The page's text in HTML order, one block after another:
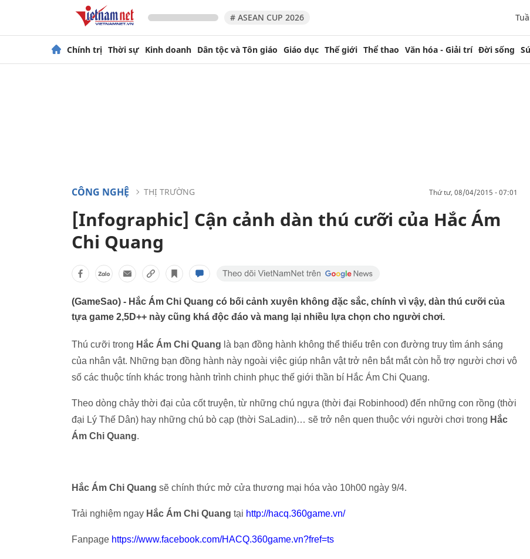
# ASEAN CUP 2026
Chính trị Thời sự Kinh doanh Dân tộc và Tôn giáo Giáo dục Thế giới Thể thao Văn hóa - Giải trí Đời sống
CÔNG NGHỆ THỊ TRƯỜNG thứ tư, 08/04/2015 - 07:01
[Infographic] Cận cảnh dàn thú cưỡi của Hắc Ám
Chi Quang
(GameSao) - Hắc Ám Chi Quang có bối cảnh xuyên không đặc sắc, chính vì vậy, dàn thú cưỡi của
tựa game 2,5D++ này cũng khá độc đáo và mang lại nhiều lựa chọn cho người chơi.
Thú cưỡi trong Hắc Ám Chi Quang là bạn đồng hành không thể thiếu trên con đường truy tìm ánh sáng
của nhân vật. Những bạn đồng hành này ngoài việc giúp nhân vật trở nên bắt mắt còn hỗ trợ người chơi vô
số các thuộc tính khác trong hành trình chinh phục thế giới thần bí Hắc Ám Chi Quang.
Theo dòng chảy thời đại của cốt truyện, từ những chú ngựa (thời đại Robinhood) đến những con rồng (thời
đại Lý Thế Dân) hay những chú bò cạp (thời SaLadin)… sẽ trở nên quen thuộc với người chơi trong Hắc
Ám Chi Quang.
Hắc Ám Chi Quang sẽ chính thức mở cửa thương mại hóa vào 10h00 ngày 9/4.
Trải nghiệm ngay Hắc Ám Chi Quang tại http://hacq.360game.vn/
Fanpage https://www.facebook.com/HACQ.360game.vn?fref=ts